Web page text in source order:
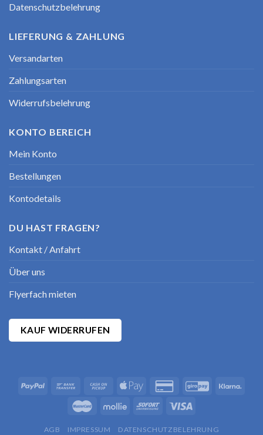
Datenschutzbelehrung
LIEFERUNG & ZAHLUNG
Versandarten
Zahlungsarten
Widerrufsbelehrung
KONTO BEREICH
Mein Konto
Bestellungen
Kontodetails
DU HAST FRAGEN?
Kontakt / Anfahrt
Über uns
Flyerfach mieten
KAUF WIDERRUFEN
AGB IMPRESSUM DATENSCHUTZBELEHRUNG